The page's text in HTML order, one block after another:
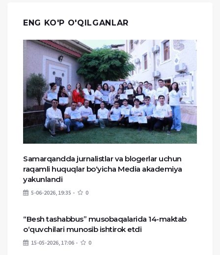
ENG KO'P O'QILGANLAR
Samarqandda jurnalistlar va blogerlar uchun
raqamli huquqlar bo‘yicha Media akademiya
yakunlandi
5-06-2026, 19:35 0
“Besh tashabbus” musobaqalarida 14-maktab
o‘quvchilari munosib ishtirok etdi
15-05-2026, 17:06 0